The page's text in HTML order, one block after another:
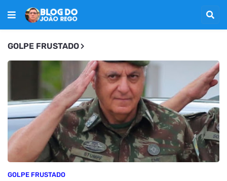
GOLPE FRUSTADO
GOLPE FRUSTADO